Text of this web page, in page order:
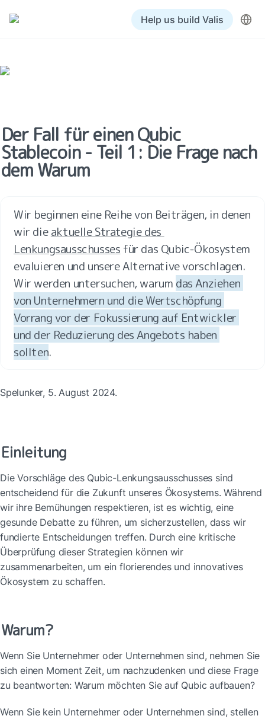
Help us build Valis
Der Fall für einen Qubic
Stablecoin - Teil 1: Die Frage nach
dem Warum
Wir beginnen eine Reihe von Beiträgen, in denen
wir die aktuelle Strategie des
Lenkungsausschusses für das Qubic-Ökosystem
evaluieren und unsere Alternative vorschlagen.
Wir werden untersuchen, warum das Anziehen
von Unternehmern und die Wertschöpfung
Vorrang vor der Fokussierung auf Entwickler
und der Reduzierung des Angebots haben
sollten.
Spelunker, 5. August 2024.
Einleitung
Die Vorschläge des Qubic-Lenkungsausschusses sind
entscheidend für die Zukunft unseres Ökosystems. Während
wir ihre Bemühungen respektieren, ist es wichtig, eine
gesunde Debatte zu führen, um sicherzustellen, dass wir
fundierte Entscheidungen treffen. Durch eine kritische
Überprüfung dieser Strategien können wir
zusammenarbeiten, um ein florierendes und innovatives
Ökosystem zu schaffen.
Warum?
Wenn Sie Unternehmer oder Unternehmen sind, nehmen Sie
sich einen Moment Zeit, um nachzudenken und diese Frage
zu beantworten: Warum möchten Sie auf Qubic aufbauen?
Wenn Sie kein Unternehmer oder Unternehmen sind, stellen